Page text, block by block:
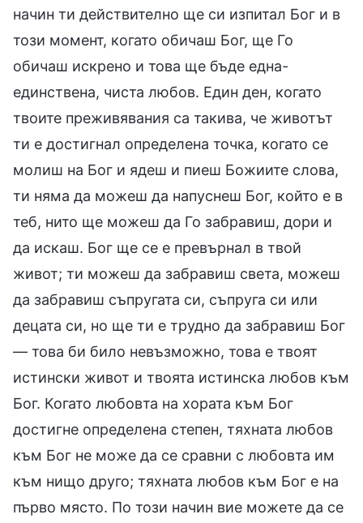
начин ти действително ще си изпитал Бог и в
този момент, когато обичаш Бог, ще Го
обичаш искрено и това ще бъде една-
единствена, чиста любов. Един ден, когато
твоите преживявания са такива, че животът
ти е достигнал определена точка, когато се
молиш на Бог и ядеш и пиеш Божиите слова,
ти няма да можеш да напуснеш Бог, който е в
теб, нито ще можеш да Го забравиш, дори и
да искаш. Бог ще се е превърнал в твой
живот; ти можеш да забравиш света, можеш
да забравиш съпругата си, съпруга си или
децата си, но ще ти е трудно да забравиш Бог
— това би било невъзможно, това е твоят
истински живот и твоята истинска любов към
Бог. Когато любовта на хората към Бог
достигне определена степен, тяхната любов
към Бог не може да се сравни с любовта им
към нищо друго; тяхната любов към Бог е на
първо място. По този начин вие можете да се